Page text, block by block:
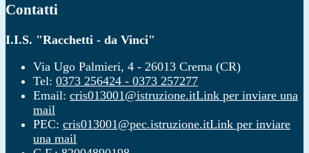
Contatti
I.I.S. "Racchetti - da Vinci"
Via Ugo Palmieri, 4 - 26013 Crema (CR)
Tel: 0373 256424 - 0373 257277
Email: cris013001@istruzione.itLink per inviare una
mail
PEC: cris013001@pec.istruzione.itLink per inviare
una mail